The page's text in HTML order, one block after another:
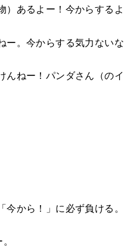
あるよー！今からするよ
ー。今からする気力ない
ねー！パンダさん（の
から！」に必ず負ける。